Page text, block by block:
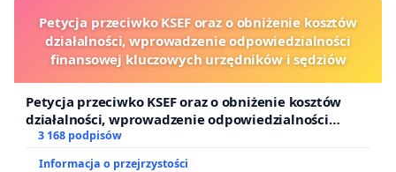
Petycja przeciwko KSEF oraz o obniżenie kosztów
działalności, wprowadzenie odpowiedzialności
finansowej kluczowych urzędników i sędziów
Petycja przeciwko KSEF oraz o obniżenie kosztów
działalności, wprowadzenie odpowiedzialności
finansowej kluczowych urzędników i sędziów
3 168 podpisów
Informacja o przejrzystości